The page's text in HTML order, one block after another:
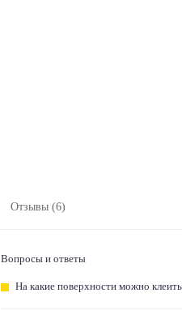
Отзывы (6)
Вопросы и ответы
На какие поверхности можно